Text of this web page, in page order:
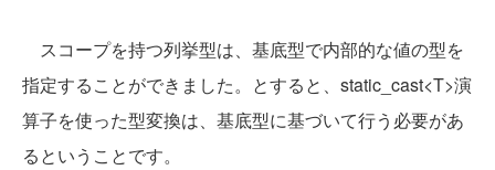
スコープを持つ列挙型は、基底型で内部的な値の型を
指定することができました。とすると、static_cast<T>演
算子を使った型変換は、基底型に基づいて行う必要があ
るということです。